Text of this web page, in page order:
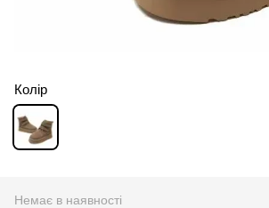
Колір
Немає в наявності